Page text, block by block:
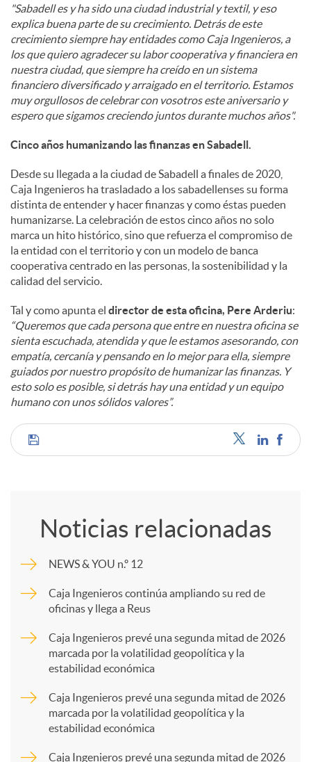
"Sabadell es y ha sido una ciudad industrial y textil, y eso
explica buena parte de su crecimiento. Detrás de este
crecimiento siempre hay entidades como Caja Ingenieros, a
los que quiero agradecer su labor cooperativa y financiera en
nuestra ciudad, que siempre ha creído en un sistema
financiero diversificado y arraigado en el territorio. Estamos
muy orgullosos de celebrar con vosotros este aniversario y
espero que sigamos creciendo juntos durante muchos años".
Cinco años humanizando las finanzas en Sabadell.
Desde su llegada a la ciudad de Sabadell a finales de 2020,
Caja Ingenieros ha trasladado a los sabadellenses su forma
distinta de entender y hacer finanzas y como éstas pueden
humanizarse. La celebración de estos cinco años no solo
marca un hito histórico, sino que refuerza el compromiso de
la entidad con el territorio y con un modelo de banca
cooperativa centrado en las personas, la sostenibilidad y la
calidad del servicio.
Tal y como apunta el director de esta oficina, Pere Arderiu:
“Queremos que cada persona que entre en nuestra oficina se
sienta escuchada, atendida y que le estamos asesorando, con
empatía, cercanía y pensando en lo mejor para ella, siempre
guiados por nuestro propósito de humanizar las finanzas. Y
esto solo es posible, si detrás hay una entidad y un equipo
humano con unos sólidos valores”.
C
p
a
Noticias relacionadas
NEWS & YOU n.º 12
Caja Ingenieros continúa ampliando su red de
oficinas y llega a Reus
Caja Ingenieros prevé una segunda mitad de 2026
marcada por la volatilidad geopolítica y la
estabilidad económica
Caja Ingenieros prevé una segunda mitad de 2026
marcada por la volatilidad geopolítica y la
estabilidad económica
Caja Ingenieros prevé una segunda mitad de 2026